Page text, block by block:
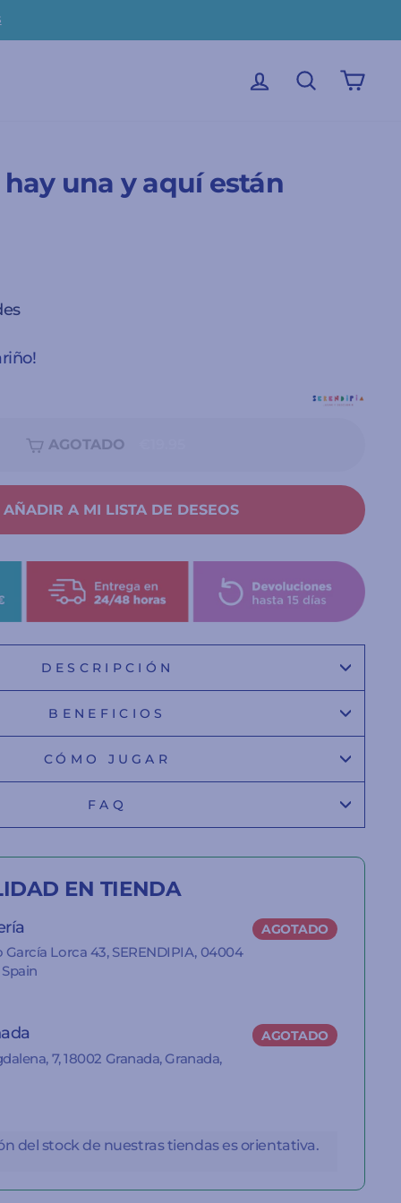
INICIAR SESIÓN
BUSCAR
una y aquí están
AGOTADO
AÑADIR A MI LISTA DE DESEOS
DESCRIPCIÓN
BENEFICIOS
CÓMO JUGAR
FAQ
EN TIENDA
Lorca 43, SERENDIPIA, 04004
AGOTADO
7, 18002 Granada, Granada,
AGOTADO
del stock de nuestras tiendas es orientativa.